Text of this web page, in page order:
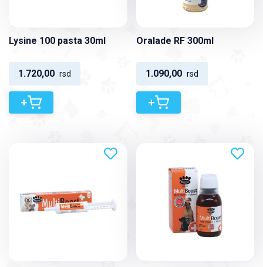
Lysine 100 pasta 30ml
1.720,00 rsd
+
Oralade RF 300ml
1.090,00 rsd
+